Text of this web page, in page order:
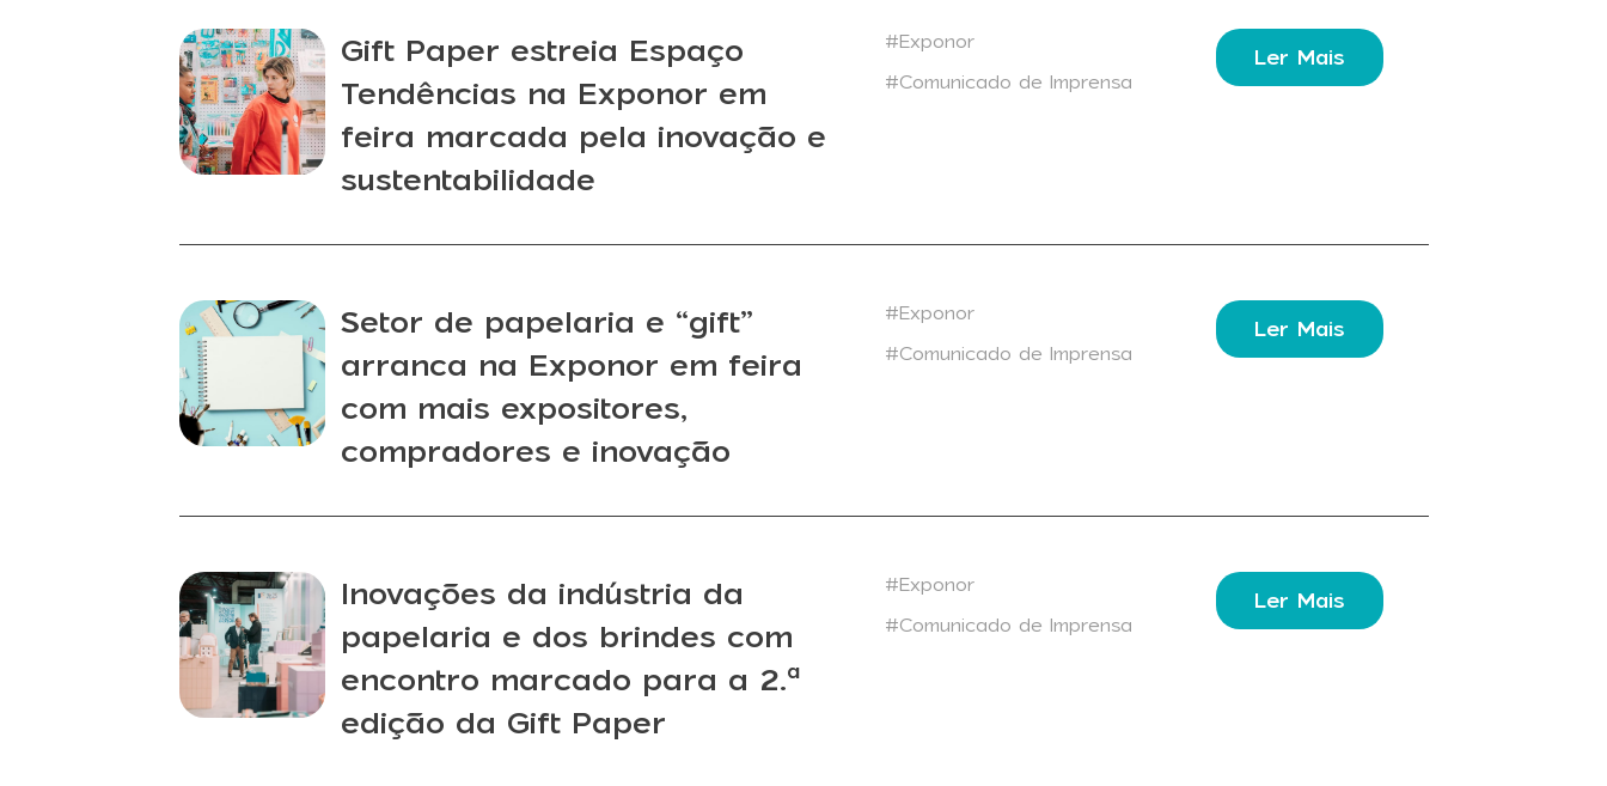
Gift Paper estreia Espaço
Tendências na Exponor em
feira marcada pela inovação e
sustentabilidade
#Exponor
#Comunicado de Imprensa
Ler Mais
Setor de papelaria e “gift”
arranca na Exponor em feira
com mais expositores,
compradores e inovação
#Exponor
#Comunicado de Imprensa
Ler Mais
Inovações da indústria da
papelaria e dos brindes com
encontro marcado para a 2.ª
edição da Gift Paper
#Exponor
#Comunicado de Imprensa
Ler Mais